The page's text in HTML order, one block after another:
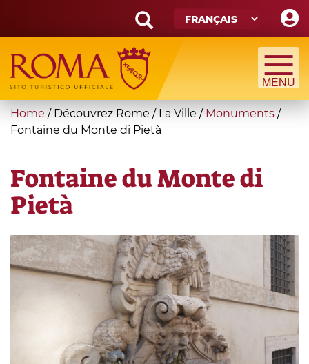
main
content
Search
form
Recherche
You
are
Home / Découvrez Rome / La Ville / Monuments /
Fontaine du Monte di Pietà
Fontaine du Monte di
Pietà